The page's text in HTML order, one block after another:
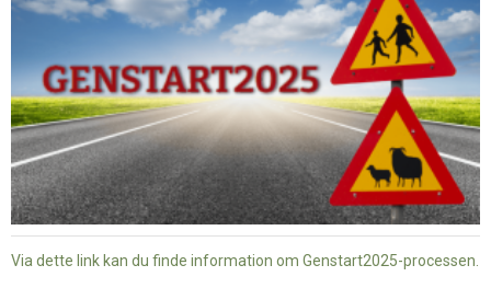
Via dette link kan du finde information om Genstart2025-processen.